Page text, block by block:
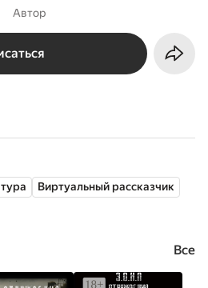
Автор
Виртуальный рассказчик
Все